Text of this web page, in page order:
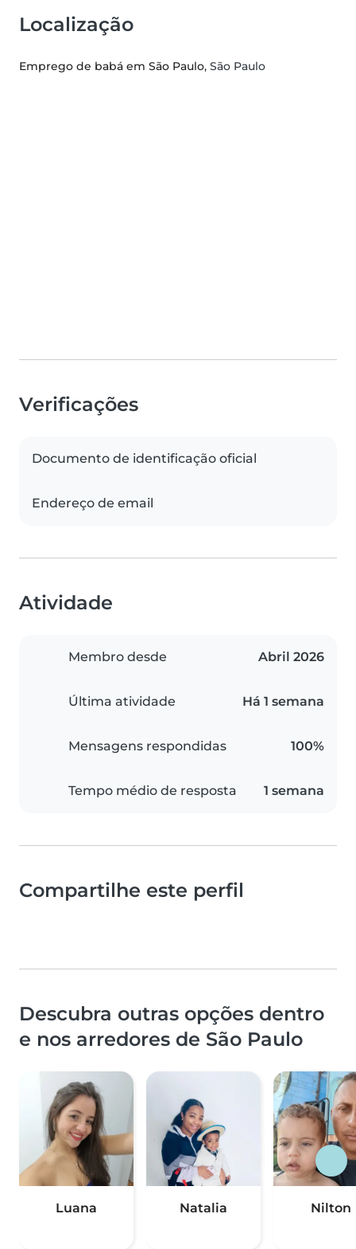
Localização
Emprego de babá em São Paulo, São Paulo
Verificações
Documento de identificação oficial
Endereço de email
Atividade
Membro desde Abril 2026
Última atividade Há 1 semana
Mensagens respondidas 100%
Tempo médio de resposta 1 semana
Compartilhe este perfil
Descubra outras opções dentro
e nos arredores de São Paulo
Luana Natalia Nilton